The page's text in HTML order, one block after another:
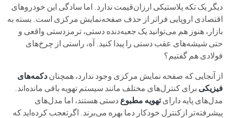
دیگر یک تکه پلاستیکی ارزان‌قیمت ندارد. اما سادگی این خودروهای
اقتصادی اروپایی فراتر از حذف صفحه‌نمایش مرکزی است. بسته به
بازار، هنوز هم می‌توانید یک جعبه‌دنده دستی، ترمزدستی واقعی و
حتی شیشه‌های عقب دستی را پیدا کنید. آه، راستی از چرخ‌های
فولادی هم گفتیم؟
از آنجایی که صفحه نمایش مرکزی وجود ندارد، همچناندکمه‌های
فیزیکی برای کنترل‌های مختلف مانند سیستم تهویه باقی مانده‌اند.
مدل‌های پایه دارایتهویه مطبوع دستی هستند، اما مدل‌های
پیشرفته‌تر ازکنترل خودکار دما بهره می‌برند. اگرتعجب کرده‌اید که